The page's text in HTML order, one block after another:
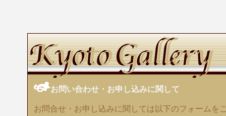
お問い合わせ・お申し込みに関して
お問合せ・お申し込みに関しては以下のフォームを